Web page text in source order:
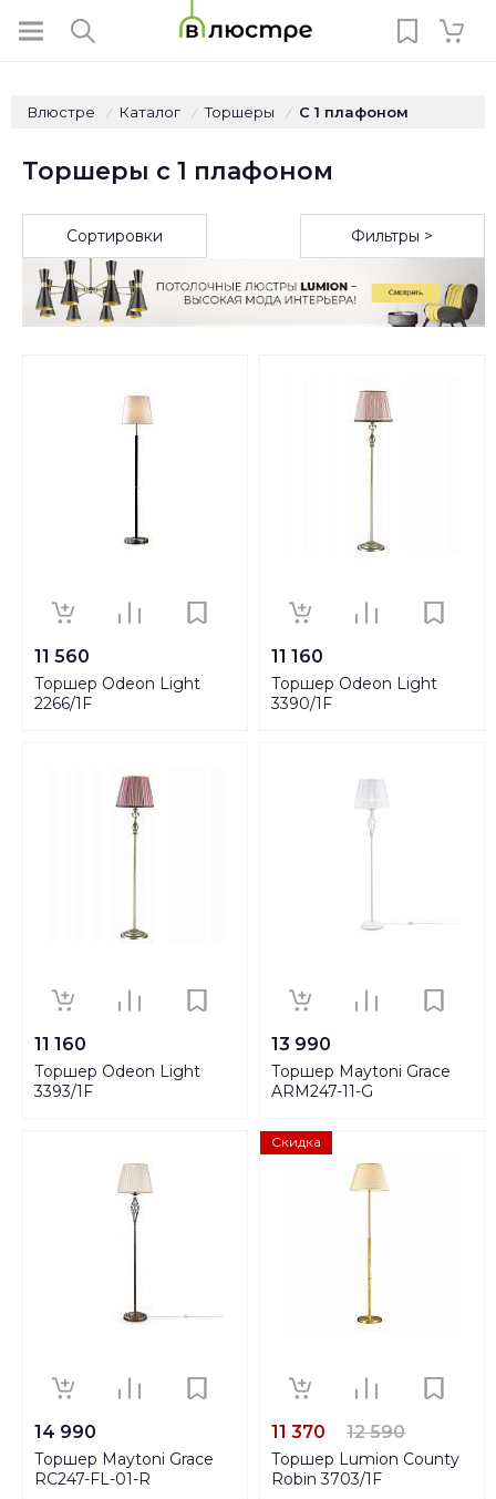
Влюстре / Каталог / Торшеры / С 1 плафоном
Торшеры с 1 плафоном
Сортировки Фильтры >
11 560
Торшер Odeon Light
2266/1F
11 160
Торшер Odeon Light
3390/1F
11 160
Торшер Odeon Light
3393/1F
13 990
Торшер Maytoni Grace
ARM247-11-G
14 990
Торшер Maytoni Grace
RC247-FL-01-R
Скидка
11 370 12 590
Торшер Lumion County
Robin 3703/1F